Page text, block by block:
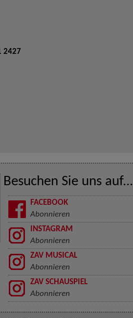
2427
Besuchen Sie uns auf...
FACEBOOK
Abonnieren
INSTAGRAM
Abonnieren
ZAV MUSICAL
Abonnieren
ZAV SCHAUSPIEL
Abonnieren